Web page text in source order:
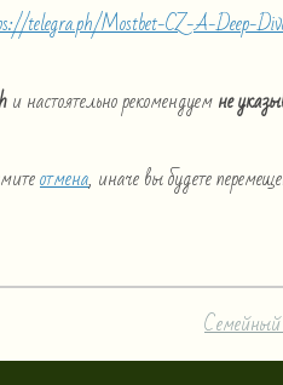
telegra.ph/Mostbet-CZ-A-Deep-
и настоятельно рекомендуемне
отмена, иначе вы будете
Семейный